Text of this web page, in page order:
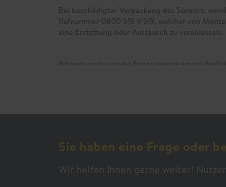
Bei beschädigter Verpackung des Sensors,
Rufnummer 0800 519 9 519, welcher von
eine Erstattung oder Austausch zu veranlassen.
18 Kostenlos aus dem deutschen Festnetz, sowie dem deutschen
Sie haben eine Frage oder
Wir helfen Ihnen gerne weiter!